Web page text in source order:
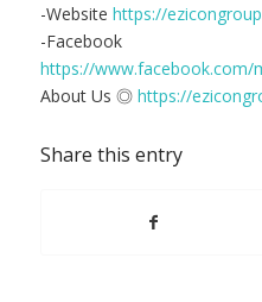
-Website https://
-Facebook
https://www.facebook.com/
About Us ◎ https://
Share this entry